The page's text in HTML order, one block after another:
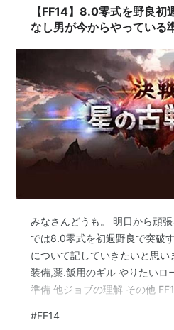
を擦ってPC起動させたり。 つ
ないで一人で遊んでる状態で
【FF14】8.0零式を野良初
なし男が今からやっている
みなさんどうも。 明日から頑
では8.0零式を初週野良で突破
について記していきたいと思い
装備,薬.飯用のギル やりたいロ
準備 他ジョブの理解 その他
環境の最適化 身体のコンディ
#FF14